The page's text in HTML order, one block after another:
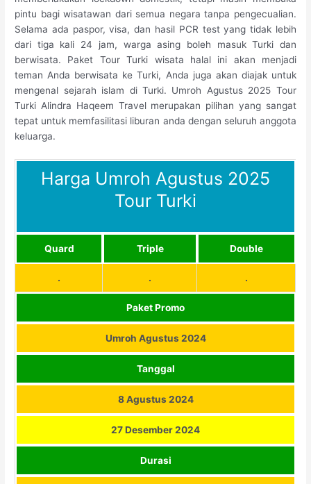
pintu bagi wisatawan dari semua negara tanpa pengecualian.
Selama ada paspor, visa, dan hasil PCR test yang tidak lebih
dari tiga kali 24 jam, warga asing boleh masuk Turki dan
berwisata. Paket Tour Turki wisata halal ini akan menjadi
teman Anda berwisata ke Turki, Anda juga akan diajak untuk
mengenal sejarah islam di Turki. Umroh Agustus 2025 Tour
Turki Alindra Haqeem Travel merupakan pilihan yang sangat
tepat untuk memfasilitasi liburan anda dengan seluruh anggota
keluarga.
Harga Umroh Agustus 2025
Tour Turki
Quard Triple Double
. . .
Paket Promo
Umroh Agustus 2024
Tanggal
8 Agustus 2024
27 Desember 2024
Durasi